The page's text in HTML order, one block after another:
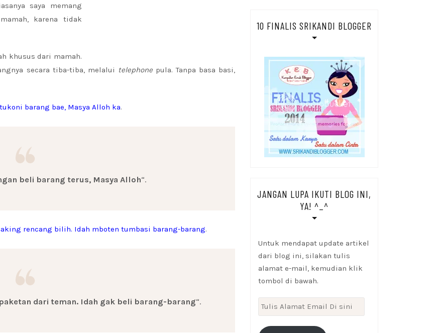
saya memang
karena tidak
khusus dari mamah.
secara tiba-tiba, melalui telephonepula. Tanpa basa basi,
barang bae, Masya Alloh ka.
beli barang terus, Masya Alloh“.
rencang bilih. Idah mboten tumbasi barang-barang.
dari teman. Idah gak beli barang-barang“.
10 FINALIS SRIKANDI BLOGGER
JANGAN LUPA IKUTI BLOG INI,
YA! ^_^
Untuk mendapat update artikel
dari blog ini, silakan tulis
alamat e-mail, kemudian klik
tombol di bawah.
Tulis
Alamat
Email